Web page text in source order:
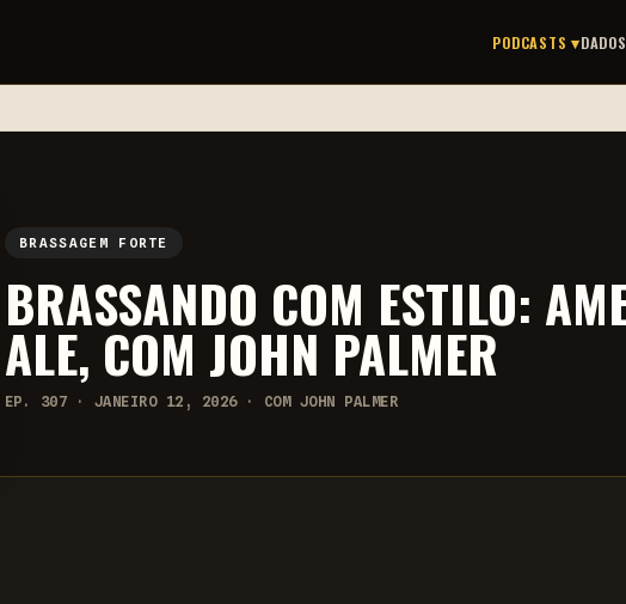
PODCASTS ▾DADOS
BRASSAGEM FORTE
BRASSANDO COM ESTILO:
ALE, COM JOHN PALMER
EP. 307 · JANEIRO 12, 2026 · COM JOHN PALMER